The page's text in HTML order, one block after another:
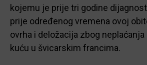
kojemu je prije tri godine
prije određenog vremena ovoj
ovrha i deložacija zbog neplaćanja
kuću u švicarskim francima.